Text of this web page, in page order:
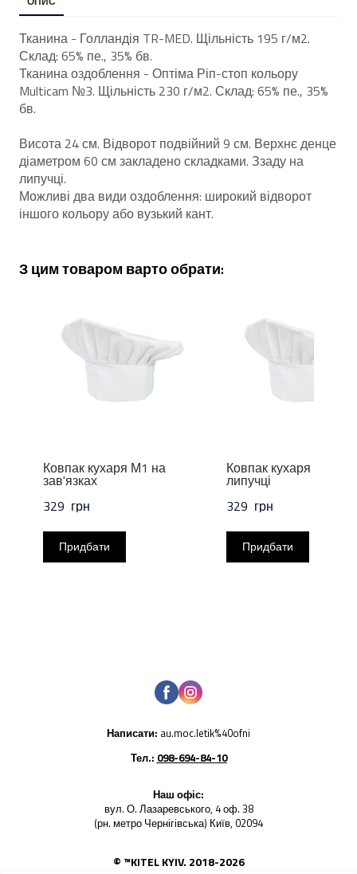
Тканина - Голландія TR-MED. Щільність 195 г/м2.
Склад: 65% пе., 35% бв.
Тканина оздоблення - Оптіма Ріп-стоп кольору
Multicam №3. Щільність 230 г/м2. Склад: 65% пе., 35%
бв.
Висота 24 см. Відворот подвійний 9 см. Верхнє денце
діаметром 60 см закладено складками. Ззаду на
липучці.
Можливі два види оздоблення: широкий відворот
іншого кольору або вузький кант.
З цим товаром варто обрати:
Ковпак кухаря М1 на
зав'язках
329  грн
Придбати
Ковпак кухаря М1/1
липучці
329  грн
Придбати
Написати: au.moc.letik%40ofni
Тел.: 098-694-84-10
Наш офіс:
вул. О. Лазаревського, 4 оф. 38
(рн. метро Чернігівська) Київ, 02094
© ™KITEL KYIV. 2018-2026